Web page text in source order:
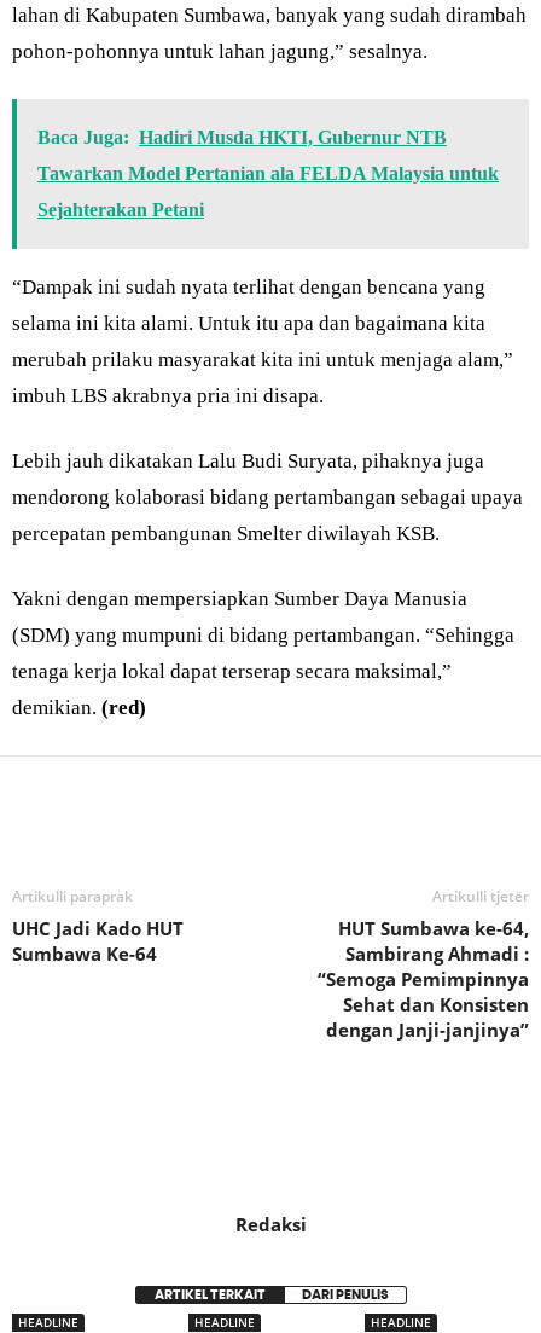
lahan di Kabupaten Sumbawa, banyak yang sudah dirambah
pohon-pohonnya untuk lahan jagung,” sesalnya.
Baca Juga: Hadiri Musda HKTI, Gubernur NTB
Tawarkan Model Pertanian ala FELDA Malaysia untuk
Sejahterakan Petani
“Dampak ini sudah nyata terlihat dengan bencana yang
selama ini kita alami. Untuk itu apa dan bagaimana kita
merubah prilaku masyarakat kita ini untuk menjaga alam,”
imbuh LBS akrabnya pria ini disapa.
Lebih jauh dikatakan Lalu Budi Suryata, pihaknya juga
mendorong kolaborasi bidang pertambangan sebagai upaya
percepatan pembangunan Smelter diwilayah KSB.
Yakni dengan mempersiapkan Sumber Daya Manusia
(SDM) yang mumpuni di bidang pertambangan. “Sehingga
tenaga kerja lokal dapat terserap secara maksimal,”
demikian. (red)
Artikulli paraprak
UHC Jadi Kado HUT
Sumbawa Ke-64
Artikulli tjetër
HUT Sumbawa ke-64,
Sambirang Ahmadi :
“Semoga Pemimpinnya
Sehat dan Konsisten
dengan Janji-janjinya”
Redaksi
ARTIKEL TERKAIT DARI PENULIS
HEADLINE HEADLINE HEADLINE